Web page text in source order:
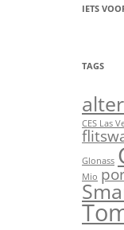
IETS
TAGS
CES Las
Glonass
Mio